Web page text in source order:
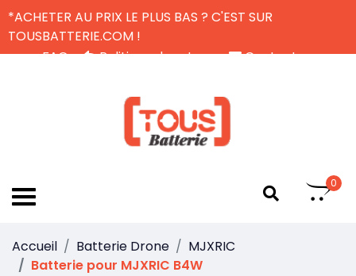
*ACHETER AU PRIX LE PLUS BAS ? C'EST SUR
TOUSBATTERIE.COM !
FAQ
Politique de retour
Contactez-nous
0
Accueil Batterie Drone
MJXRIC
Batterie pour MJXRIC B4W